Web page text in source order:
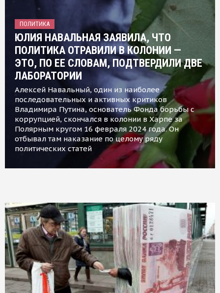
ПОЛИТИКА
ЮЛИЯ НАВАЛЬНАЯ ЗАЯВИЛА, ЧТО
ПОЛИТИКА ОТРАВИЛИ В КОЛОНИИ —
ЭТО, ПО ЕЕ СЛОВАМ, ПОДТВЕРДИЛИ ДВЕ
ЛАБОРАТОРИИ
Алексей Навальный, один из наиболее
последовательных и активных критиков
Владимира Путина, основатель Фонда борьбы с
коррупцией, скончался в колонии в Харпе за
Полярным кругом 16 февраля 2024 года. Он
отбывал там наказание по целому ряду
политических статей